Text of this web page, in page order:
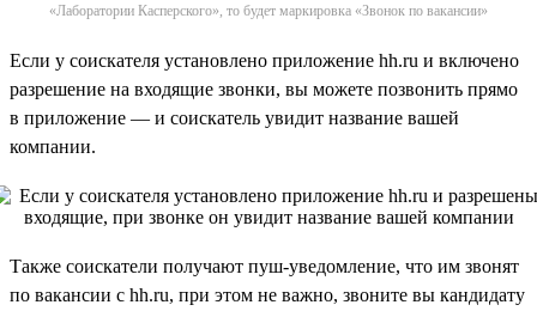
«Лаборатории Касперского», то будет маркировка «Звонок по вакансии»
Если у соискателя установлено приложение hh.ru и включено
разрешение на входящие звонки, вы можете позвонить прямо
в приложение — и соискатель увидит название вашей
компании.
Также соискатели получают пуш-уведомление, что им звонят
по вакансии с hh.ru, при этом не важно, звоните вы кандидату